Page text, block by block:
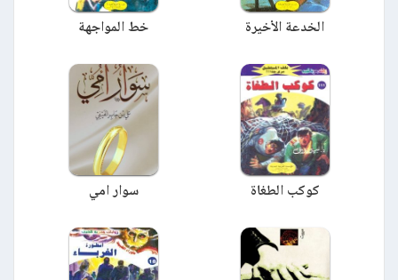
الخدعة الأخيرة خط المواجهة
كوكب الطغاة سوار امي